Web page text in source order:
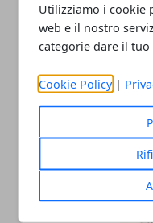
Utilizziamo i cookie
web e il nostro
categorie dare il tuo
Cookie Policy |